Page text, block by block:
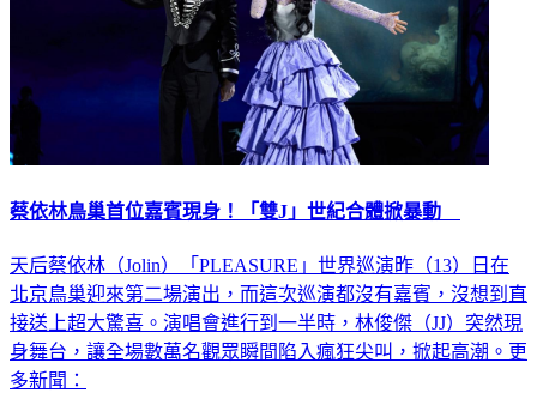
蔡依林鳥巢首位嘉賓現身！「雙J」世紀合體掀暴動
天后蔡依林（Jolin）「PLEASURE」世界巡演昨（13）日在
北京鳥巢迎來第二場演出，而這次巡演都沒有嘉賓，沒想到直
接送上超大驚喜。演唱會進行到一半時，林俊傑（JJ）突然現
身舞台，讓全場數萬名觀眾瞬間陷入瘋狂尖叫，掀起高潮。更
多新聞：